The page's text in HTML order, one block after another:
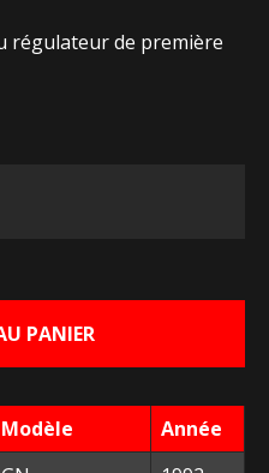
régulateur de première
:
€.
PANIER
Modèle
Année